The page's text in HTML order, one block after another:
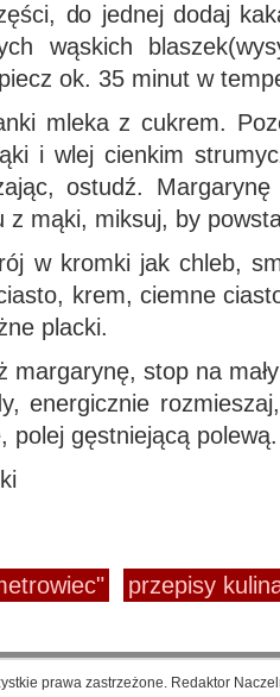
do jednej dodaj
wąskich
ok. 35 minut w
mleka z cukrem.
i wlej cienkim
ostudź.
z mąki, miksuj, by
w kromki jak chleb,
krem, ciemne
placki.
margarynę, stop na
energicznie
polej gęstniejącą polewą.
przepisy
prawa zastrzeżone. Redaktor